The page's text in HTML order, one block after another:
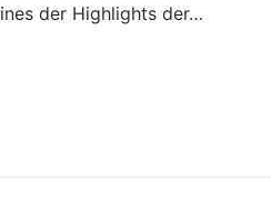
der Highlights der…